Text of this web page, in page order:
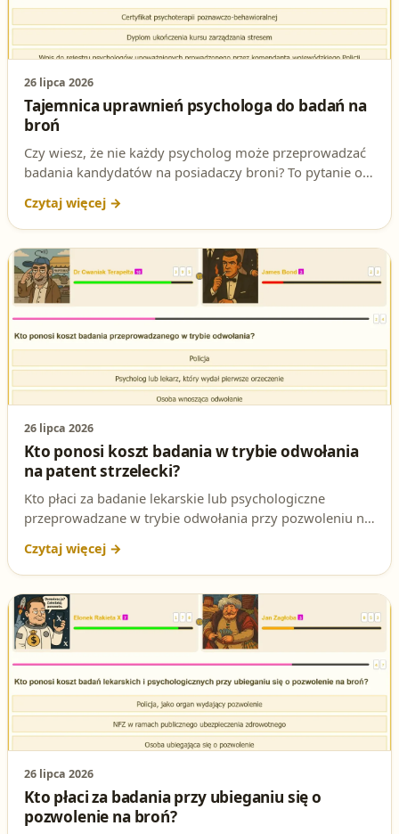
26 lipca 2026
Tajemnica uprawnień psychologa do badań na
broń
Czy wiesz, że nie każdy psycholog może przeprowadzać
badania kandydatów na posiadaczy broni? To pytanie o
pojawia się na egzaminie na patent strzelecki. Sprawdź,
co decyduje o legalności badania i jak przygotować się
do tego pytania.
26 lipca 2026
Kto ponosi koszt badania w trybie odwołania
na patent strzelecki?
Kto płaci za badanie lekarskie lub psychologiczne
przeprowadzane w trybie odwołania przy pozwoleniu na
kluczowe pytanie na egzaminie na patent strzelecki.
26 lipca 2026
Kto płaci za badania przy ubieganiu się o
pozwolenie na broń?